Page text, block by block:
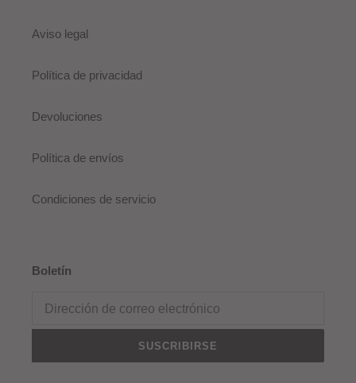
Aviso legal
Política de privacidad
Devoluciones
Política de envíos
Condiciones de servicio
Boletín
SUSCRIBIRSE